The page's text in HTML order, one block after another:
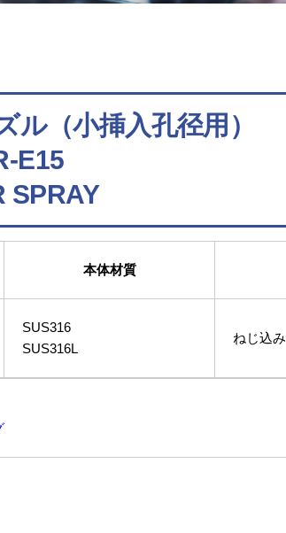
ル（小挿入孔径用）
E15
SPRAY
本体材質
SUS316
SUS316L
ねじ込み